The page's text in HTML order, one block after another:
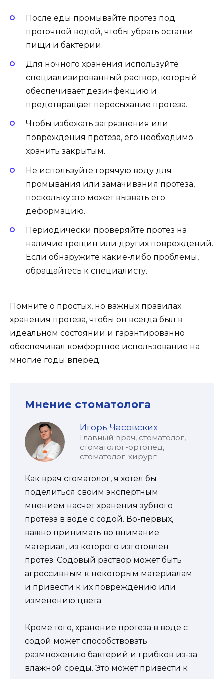
После еды промывайте протез под
проточной водой, чтобы убрать остатки
пищи и бактерии.
Для ночного хранения используйте
специализированный раствор, который
обеспечивает дезинфекцию и
предотвращает пересыхание протеза.
Чтобы избежать загрязнения или
повреждения протеза, его необходимо
хранить закрытым.
Не используйте горячую воду для
промывания или замачивания протеза,
поскольку это может вызвать его
деформацию.
Периодически проверяйте протез на
наличие трещин или других повреждений.
Если обнаружите какие-либо проблемы,
обращайтесь к специалисту.
Помните о простых, но важных правилах
хранения протеза, чтобы он всегда был в
идеальном состоянии и гарантированно
обеспечивал комфортное использование на
многие годы вперед.
Мнение стоматолога
Игорь Часовских
Главный врач, стоматолог,
стоматолог-ортопед,
стоматолог-хирург
Как врач стоматолог, я хотел бы
поделиться своим экспертным
мнением насчет хранения зубного
протеза в воде с содой. Во-первых,
важно принимать во внимание
материал, из которого изготовлен
протез. Содовый раствор может быть
агрессивным к некоторым материалам
и привести к их повреждению или
изменению цвета.
Кроме того, хранение протеза в воде с
содой может способствовать
размножению бактерий и грибков из-за
влажной среды. Это может привести к